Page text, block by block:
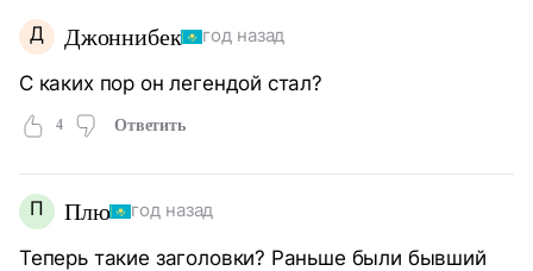
Д Джоннибек год назад
С каких пор он легендой стал?
4 Ответить
П Плю год назад
Теперь такие заголовки? Раньше были бывший